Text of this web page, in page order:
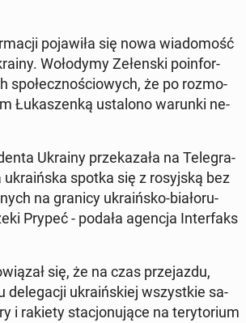
po­ja­wi­ła się nowa wia­do­mość
Wo­ło­dy­my Ze­łen­ski po­in­for­
spo­łecz­no­ścio­wych, że po roz­mo­
Łu­ka­szen­ką usta­lo­no warunki ne­
Ukrainy prze­ka­za­ła na Te­le­gra­
ukra­iń­ska spotka się z ro­syj­ską bez
na granicy ukra­iń­sko-bia­ło­ru­
Prypeć - podała agencja In­ter­faks
się, że na czas prze­jaz­du,
de­le­ga­cji ukra­iń­skiej wszyst­kie sa­
i rakiety sta­cjo­nu­ją­ce na te­ry­to­rium